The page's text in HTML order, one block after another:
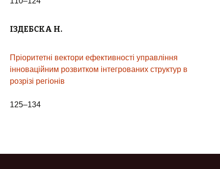
ІЗДЕБСКА Н.
Пріоритетні вектори ефективності управління
інноваційним розвитком інтегрованих структур в
розрізі регіонів
125–134